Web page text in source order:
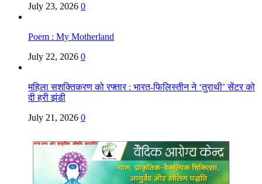
July 23, 2026 0
Poem : My Motherland
July 22, 2026 0
महिला सशक्तिकरण को रफ्तार : भारत-फिलिस्तीन ने ‘तुराथी’ सेंटर को
दी हरी झंडी
July 21, 2026 0